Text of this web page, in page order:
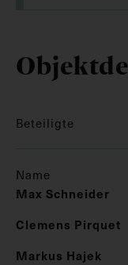
Beteiligte
Name
Max Schneider
Clemens Pirquet
Markus Hajek